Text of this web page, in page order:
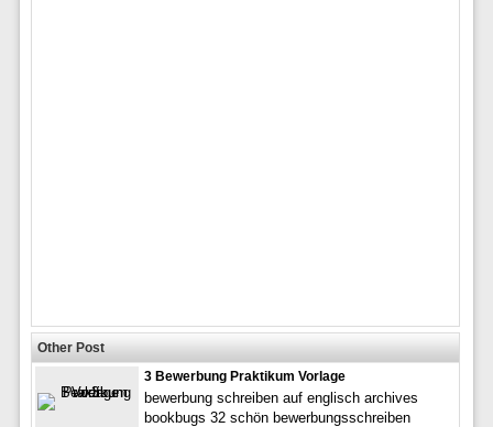
Other Post
3 Bewerbung Praktikum Vorlage
bewerbung schreiben auf englisch archives
bookbugs 32 schön bewerbungsschreiben